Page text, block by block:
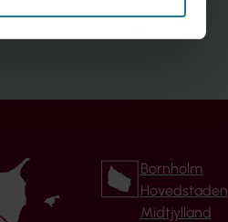
Bornholm
Hovedstaden
Midtjylland